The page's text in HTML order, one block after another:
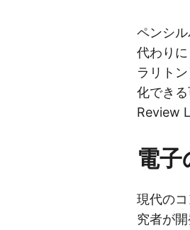
ペンシ
代わり
ラリト
化でき
Review
電
現代の
究者が